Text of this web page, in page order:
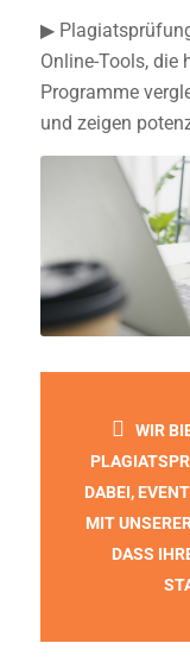
▶
Online-Tools, die
Programme
und zeigen
WIR
DABEI,
MIT
DASS